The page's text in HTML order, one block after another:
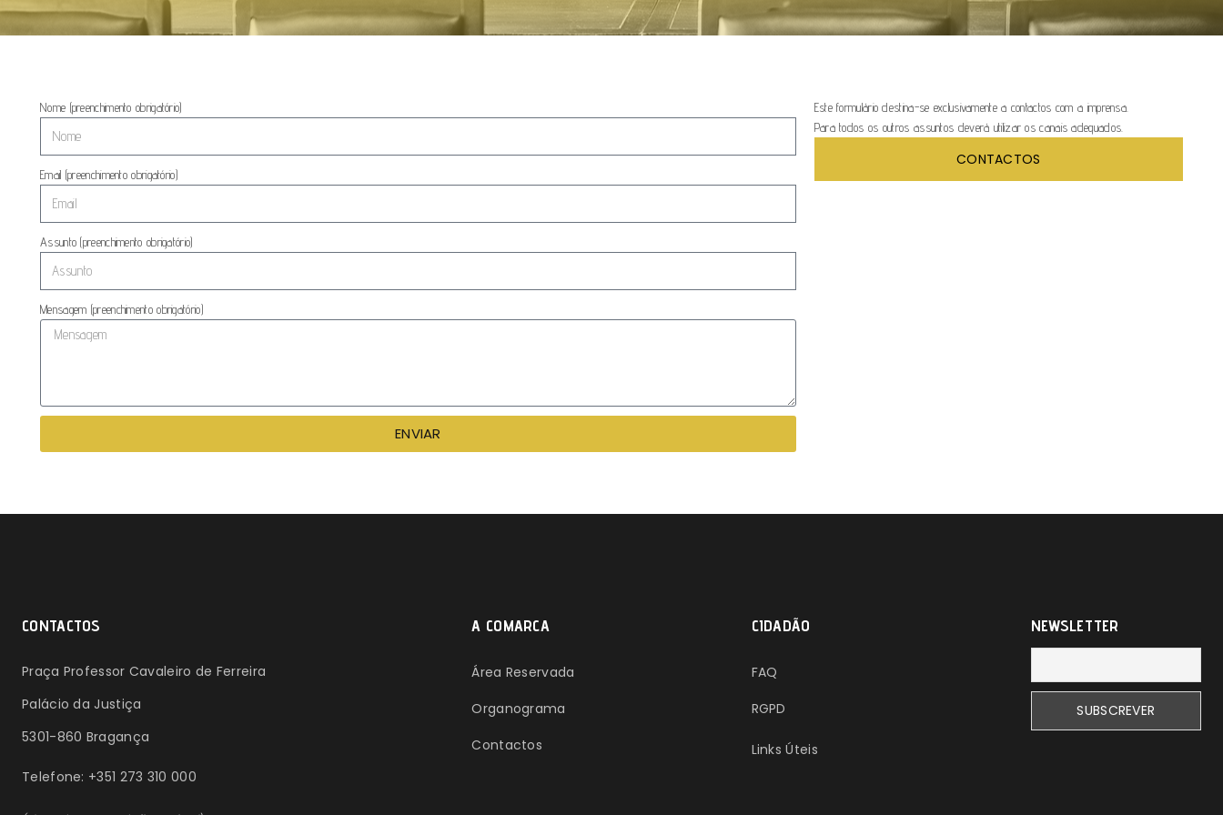
Nome (preenchimento obrigatório)
Email (preenchimento obrigatório)
Assunto (preenchimento obrigatório)
Mensagem (preenchimento obrigatório)
ENVIAR
Este formulário destina-se exclusivamente a contactos com a imprensa.
Para todos os outros assuntos deverá utilizar os canais adequados.
CONTACTOS
CONTACTOS
Praça Professor Cavaleiro de Ferreira
Palácio da Justiça
5301-860 Bragança
Telefone: +351 273 310 000
A COMARCA
Área Reservada
Organograma
Contactos
CIDADÃO
FAQ
RGPD
Links Úteis
NEWSLETTER